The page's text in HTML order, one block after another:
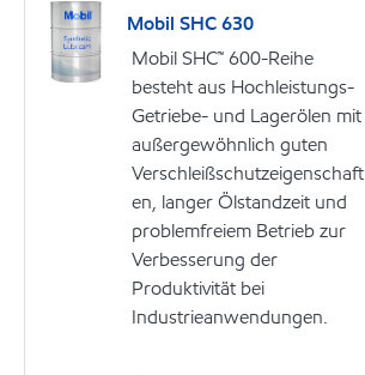
Mobil SHC 630
Mobil SHC™ 600-Reihe
besteht aus Hochleistungs-
Getriebe- und Lagerölen mit
außergewöhnlich guten
Verschleißschutzeigenschaft
en, langer Ölstandzeit und
problemfreiem Betrieb zur
Verbesserung der
Produktivität bei
Industrieanwendungen.